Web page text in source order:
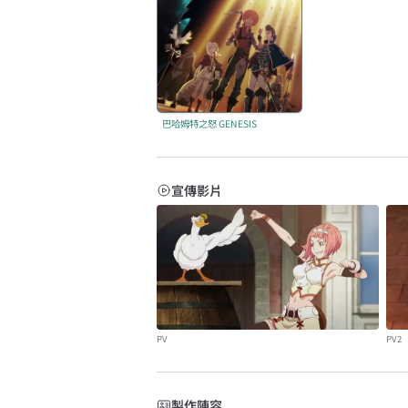
巴哈姆特之怒 GENESIS
宣傳影片
PV PV2